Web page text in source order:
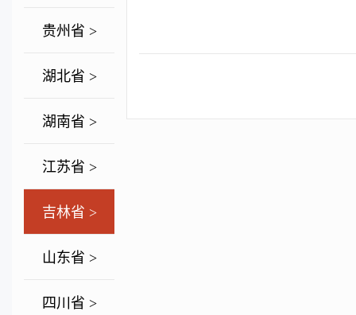
贵州省 >
湖北省 >
湖南省 >
江苏省 >
吉林省 >
山东省 >
四川省 >